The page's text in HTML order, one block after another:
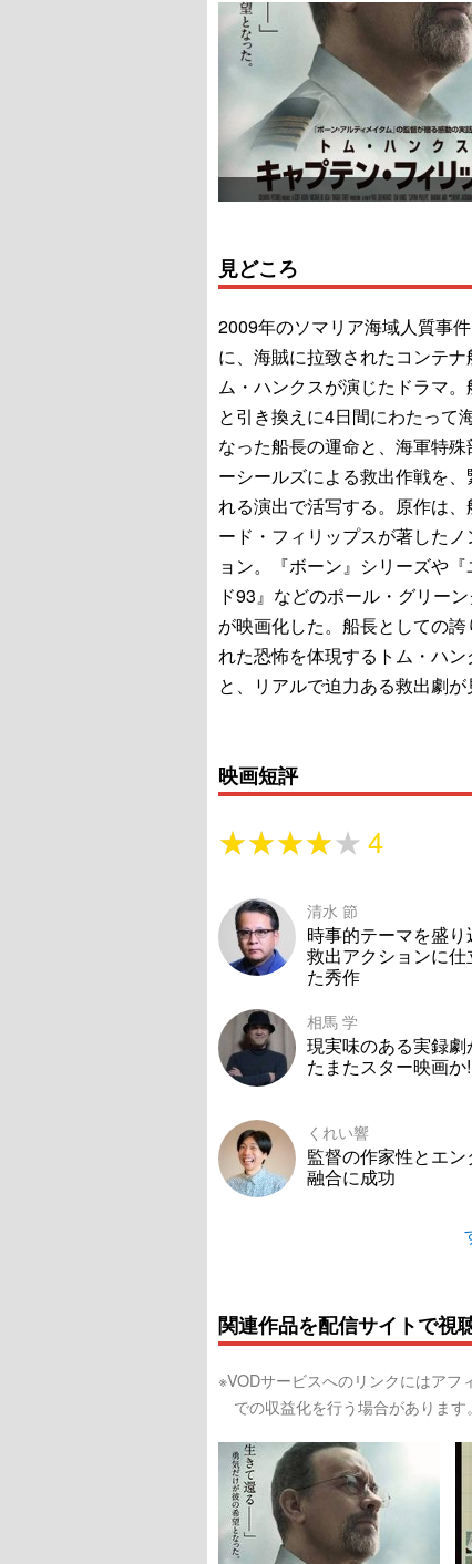
見どころ
2009年のソマリア海域人質事
に、海賊に拉致されたコンテナ
ム・ハンクスが演じたドラマ。
と引き換えに4日間にわたって
なった船長の運命と、海軍特
ーシールズによる救出作戦を
れる演出で活写する。原作は、
ード・フィリップスが著した
ョン。『ボーン』シリーズや『
ド93』などのポール・グリー
が映画化した。船長としての誇
れた恐怖を体現するトム・ハ
と、リアルで迫力ある救出劇が
映画短評
★★★★★
★★★★★4
清水 節
時事的テーマを盛り
救出アクションに
た秀作
相馬 学
現実味のある実録
たまたスター映画か
くれい響
監督の作家性とエ
融合に成功
関連作品を配信サイトで視
※VODサービスへのリンクにはアフ
での収益化を行う場合があります。